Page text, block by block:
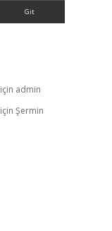
için admin
için Şermin